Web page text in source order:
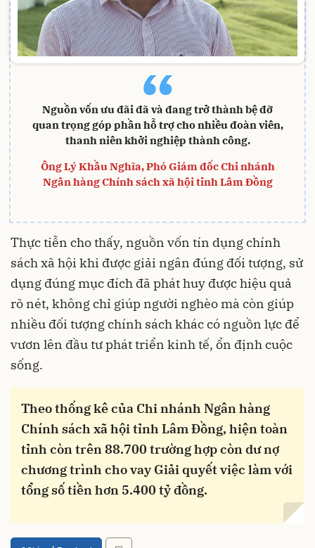
“
Nguồn vốn ưu đãi đã và đang trở thành bệ đỡ
quan trọng góp phần hỗ trợ cho nhiều đoàn viên,
thanh niên khởi nghiệp thành công.
Ông Lý Khầu Nghĩa, Phó Giám đốc Chi nhánh
Ngân hàng Chính sách xã hội tỉnh Lâm Đồng
Thực tiễn cho thấy, nguồn vốn tín dụng chính
sách xã hội khi được giải ngân đúng đối tượng, sử
dụng đúng mục đích đã phát huy được hiệu quả
rõ nét, không chỉ giúp người nghèo mà còn giúp
nhiều đối tượng chính sách khác có nguồn lực để
vươn lên đầu tư phát triển kinh tế, ổn định cuộc
sống.
Theo thống kê của Chi nhánh Ngân hàng
Chính sách xã hội tỉnh Lâm Đồng, hiện toàn
tỉnh còn trên 88.700 trường hợp còn dư nợ
chương trình cho vay Giải quyết việc làm với
tổng số tiền hơn 5.400 tỷ đồng.